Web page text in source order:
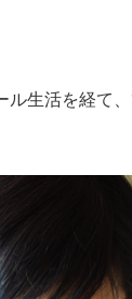
ル生活を経て